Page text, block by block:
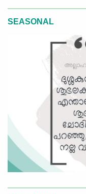
SEASONAL